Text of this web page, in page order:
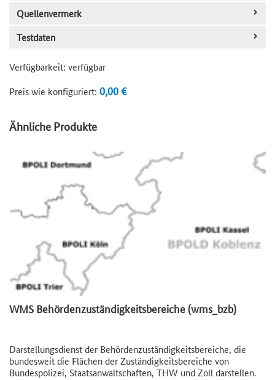
Quellenvermerk
Testdaten
Verfügbarkeit: verfügbar
Preis wie konfiguriert: 0,00 €
Ähnliche Produkte
WMS Behördenzuständigkeitsbereiche (wms_bzb)
Darstellungsdienst der Behördenzuständigkeitsbereiche, die
bundesweit die Flächen der Zuständigkeitsbereiche von
Bundespolizei, Staatsanwaltschaften, THW und Zoll darstellen.